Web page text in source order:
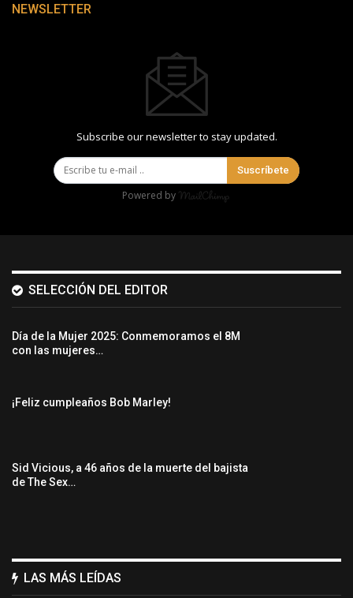
NEWSLETTER
Subscribe our newsletter to stay updated.
Suscríbete
Powered by
SELECCIÓN DEL EDITOR
Día de la Mujer 2025: Conmemoramos el 8M
con las mujeres…
¡Feliz cumpleaños Bob Marley!
Sid Vicious, a 46 años de la muerte del bajista
de The Sex…
LAS MÁS LEÍDAS